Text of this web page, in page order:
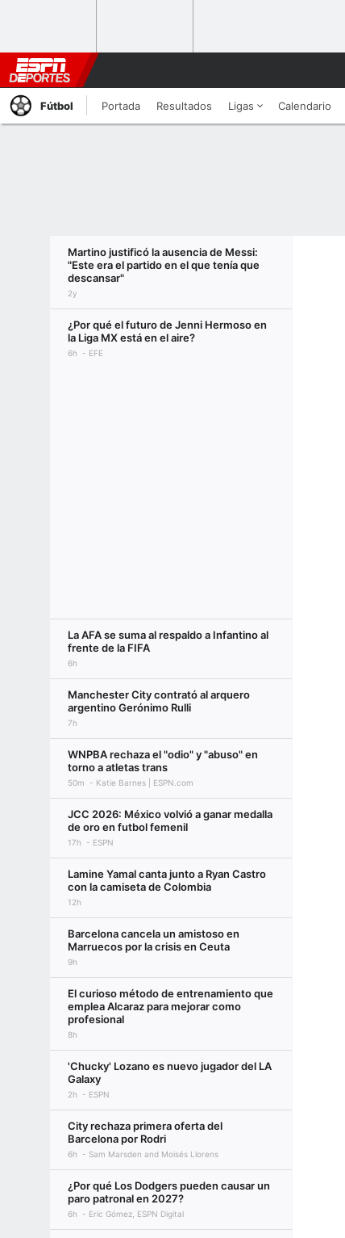
Fútbol Portada Resultados Ligas Calendario
Martino justificó la ausencia de Messi:
"Este era el partido en el que tenía que
descansar"
2y
¿Por qué el futuro de Jenni Hermoso en
la Liga MX está en el aire?
6h EFE
La AFA se suma al respaldo a Infantino al
frente de la FIFA
6h
Manchester City contrató al arquero
argentino Gerónimo Rulli
7h
WNPBA rechaza el "odio" y "abuso" en
torno a atletas trans
50m Katie Barnes | ESPN.com
JCC 2026: México volvió a ganar medalla
de oro en futbol femenil
17h ESPN
Lamine Yamal canta junto a Ryan Castro
con la camiseta de Colombia
12h
Barcelona cancela un amistoso en
Marruecos por la crisis en Ceuta
9h
El curioso método de entrenamiento que
emplea Alcaraz para mejorar como
profesional
8h
'Chucky' Lozano es nuevo jugador del LA
Galaxy
2h ESPN
City rechaza primera oferta del
Barcelona por Rodri
6h Sam Marsden and Moisés Llorens
¿Por qué Los Dodgers pueden causar un
paro patronal en 2027?
6h Eric Gómez, ESPN Digital